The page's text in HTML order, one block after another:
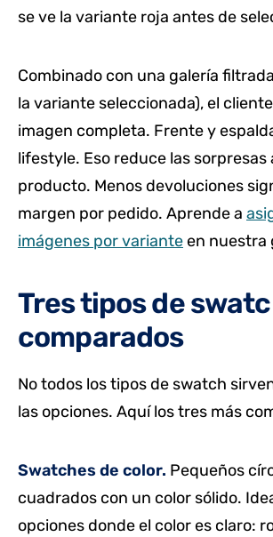
se ve la variante roja antes de
Combinado con una galería
la variante seleccionada), el
imagen completa. Frente y
lifestyle. Eso reduce las sorpresas
producto. Menos devoluciones
margen por pedido. Aprende a
imágenes por varianteen nuestra
Tres tipos de
comparados
No todos los tipos de swatch
las opciones. Aquí los tres más
Swatches de color. Pequeños
cuadrados con un color sólido.
opciones donde el color es claro: